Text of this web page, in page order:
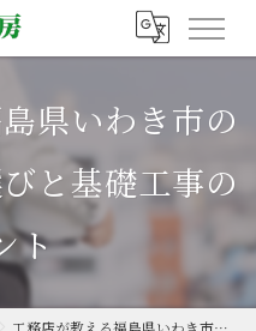
県いわき市の
と基礎工事の
ト